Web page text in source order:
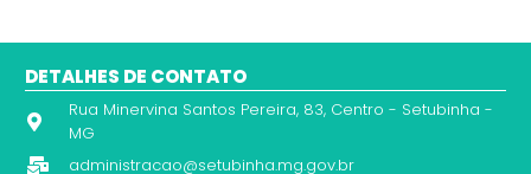
DETALHES DE CONTATO
Rua Minervina Santos Pereira, 83, Centro - Setubinha -
MG
administracao@setubinha.mg.gov.br